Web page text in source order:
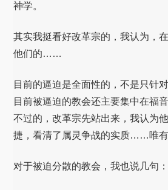
神学。
其实我挺看好改革宗的，我认为，
他们的……
目前的逼迫是全面性的，不是只针
目前被逼迫的教会还主要集中在福
不过的，改革宗先站出来，我认为
捷，看清了属灵争战的实质……唯有
对于被迫分散的教会，我也说几句：